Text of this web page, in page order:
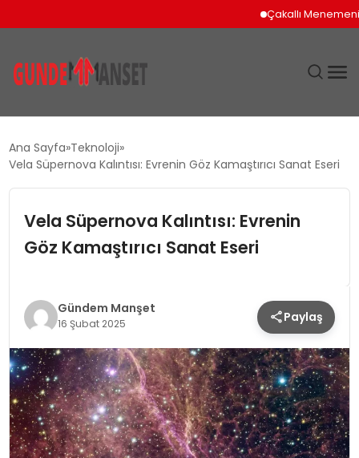
Çakallı Menemeni
EKONOMI
TEKNOLOJI
YAŞAM
Ana Sayfa Teknoloji
Vela Süpernova Kalıntısı: Evrenin Göz Kamaştırıcı Sanat Eseri
Vela Süpernova Kalıntısı: Evrenin
Göz Kamaştırıcı Sanat Eseri
Gündem Manşet
16 Şubat 2025 Paylaş